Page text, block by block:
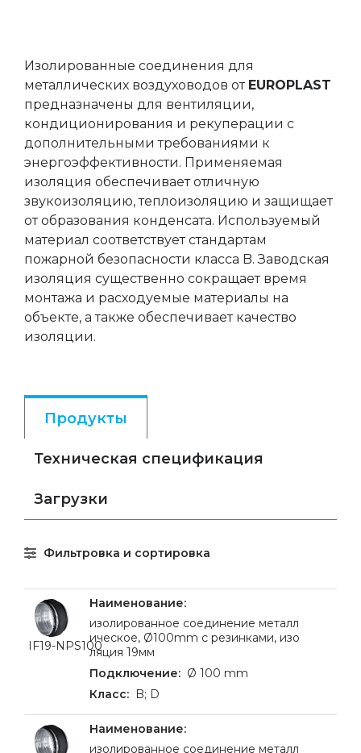
Изолированные соединения для
металлических воздуховодов от EUROPLAST
предназначены для вентиляции,
кондиционирования и рекуперации с
дополнительными требованиями к
энергоэффективности. Применяемая
изоляция обеспечивает отличную
звукоизоляцию, теплоизоляцию и защищает
от образования конденсата. Используемый
материал соответствует стандартам
пожарной безопасности класса B. Заводская
изоляция существенно сокращает время
монтажа и расходуемые материалы на
объекте, а также обеспечивает качество
изоляции.
Продукты
Техническая спецификация
Загрузки
Фильтровка и сортировка
IF19-NPS100
изолированное соединение металл
ическое, Ø100mm с резинками, изо
ляция 19мм
Ø 100 mm
B; D
изолированное соединение металл